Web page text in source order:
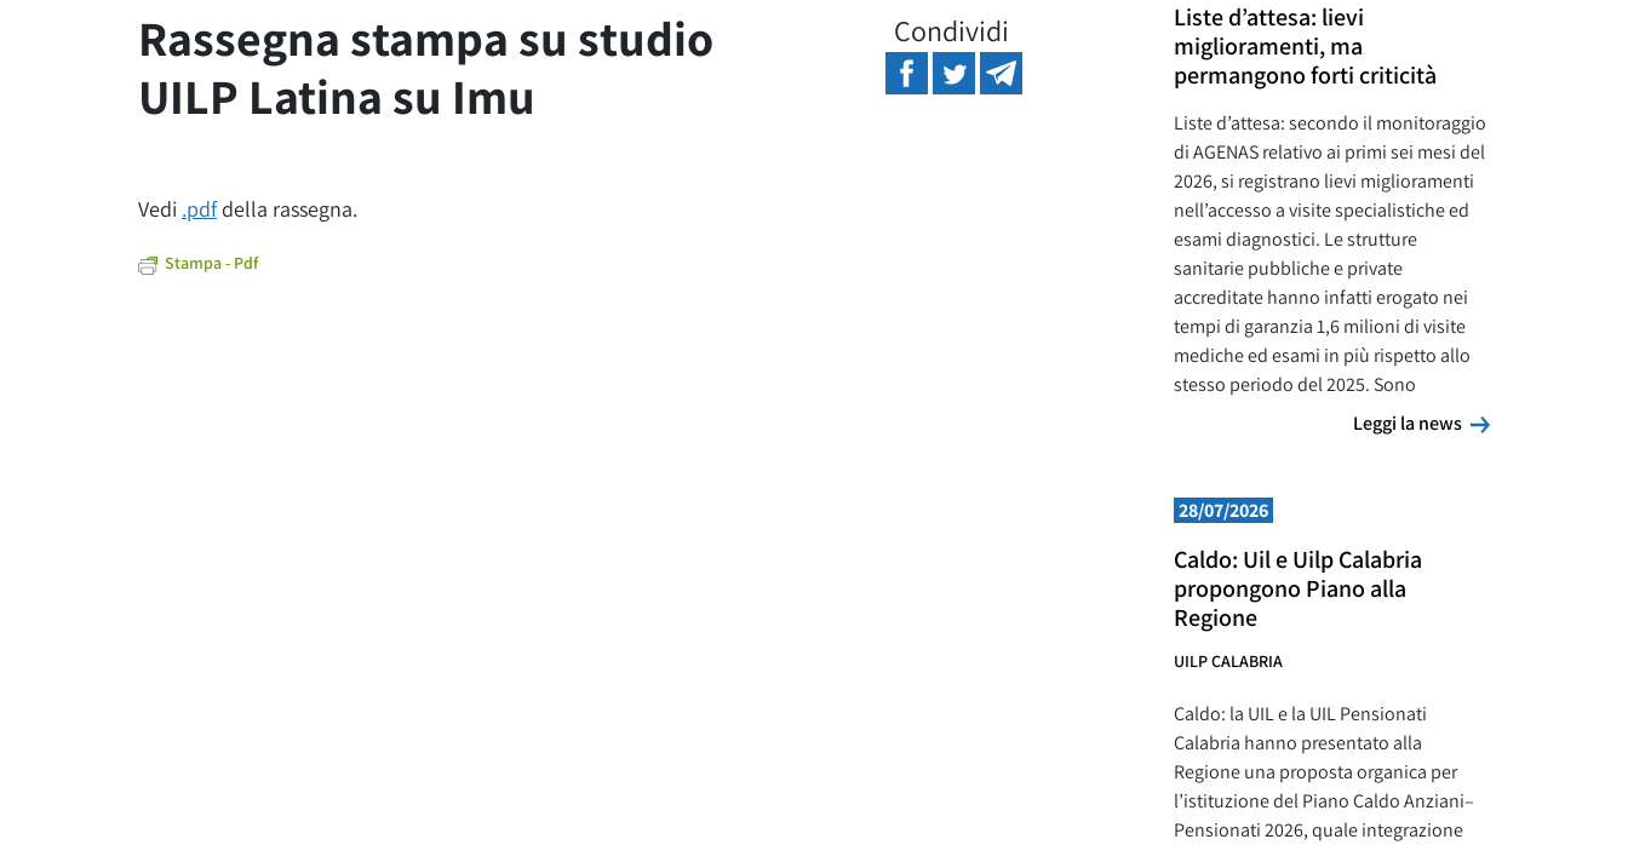
Rassegna stampa su studio
UILP Latina su Imu
Condividi
Vedi .pdfdella rassegna.
Stampa - Pdf
Liste d’attesa: lievi
miglioramenti, ma
permangono forti criticità
Liste d’attesa: secondo il monitoraggio
di AGENAS relativo ai primi sei mesi del
2026, si registrano lievi miglioramenti
nell’accesso a visite specialistiche ed
esami diagnostici. Le strutture
sanitarie pubbliche e private
accreditate hanno infatti erogato nei
tempi di garanzia 1,6 milioni di visite
mediche ed esami in più rispetto allo
stesso periodo del 2025. Sono
Leggi la news
Leggi la news
28/07/2026
Caldo: Uil e Uilp Calabria
propongono Piano alla
Regione
UILP CALABRIA
Caldo: la UIL e la UIL Pensionati
Calabria hanno presentato alla
Regione una proposta organica per
l’istituzione del Piano Caldo Anziani–
Pensionati 2026, quale integrazione